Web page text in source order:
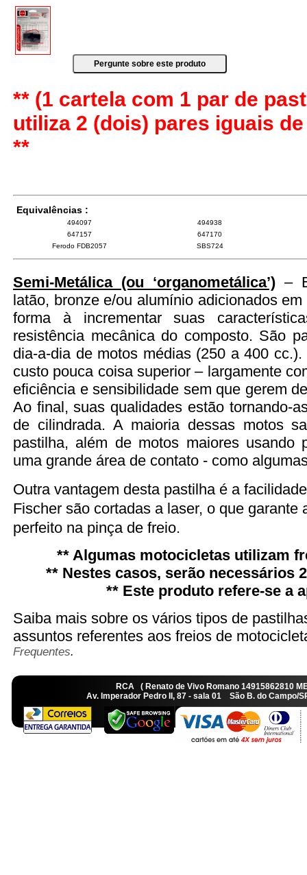
** (1 cartela com 1 par de
utiliza 2 (dois) pares iguais
**
Equivalências :
494097
494938
647157
647170
Ferodo FDB2057
SBS724
Semi-Metálica (ou ‘organometálica’) –
latão, bronze e/ou alumínio adicionados
forma à incrementar suas
resistência mecânica do composto. São
dia-a-dia de motos médias (250 a 400
custo pouca coisa superior – largamente
eficiência e sensibilidade sem que gerem
Ao final, suas qualidades estão tornando-
de cilindrada. A maioria dessas motos
pastilha, além de motos maiores usando
uma grande área de contato - como
Outra vantagem desta pastilha é a
Fischer são cortadas a laser, o que
perfeito na pinça de freio.
** Algumas motocicletas utilizam
** Nestes casos, serão necessários
** Este produto refere-se a
Saiba mais sobre os vários tipos de
assuntos referentes aos freios de
Frequentes.
RCA ( Renato de Vivo Romano
Av. Imperador Pedro II, 87 - sala 01 São B. do